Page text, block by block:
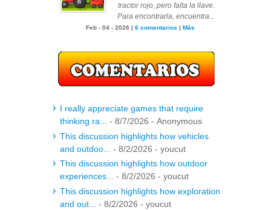
tractor rojo, pero falta la llave.
Para encontrarla, encuentra...
Feb - 04 - 2026 | 6 comentarios | Más
I really appreciate games that require
thinking ra...
- 8/7/2026 - Anonymous
This discussion highlights how vehicles
and outdoo...
- 8/2/2026 - youcut
This discussion highlights how outdoor
experiences...
- 8/2/2026 - youcut
This discussion highlights how exploration
and out...
- 8/2/2026 - youcut